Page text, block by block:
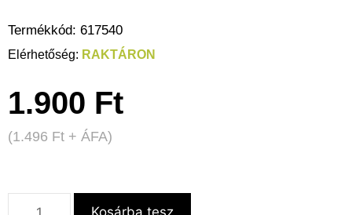
Termékkód: 617540
RAKTÁRON
1.900 Ft
(1.496 Ft + ÁFA)